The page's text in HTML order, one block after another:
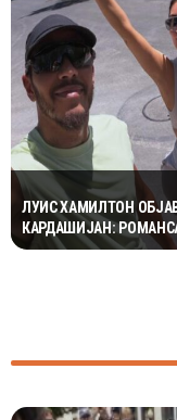
ЛУИС ХАМИЛТОН
КАРДАШИЈАН: